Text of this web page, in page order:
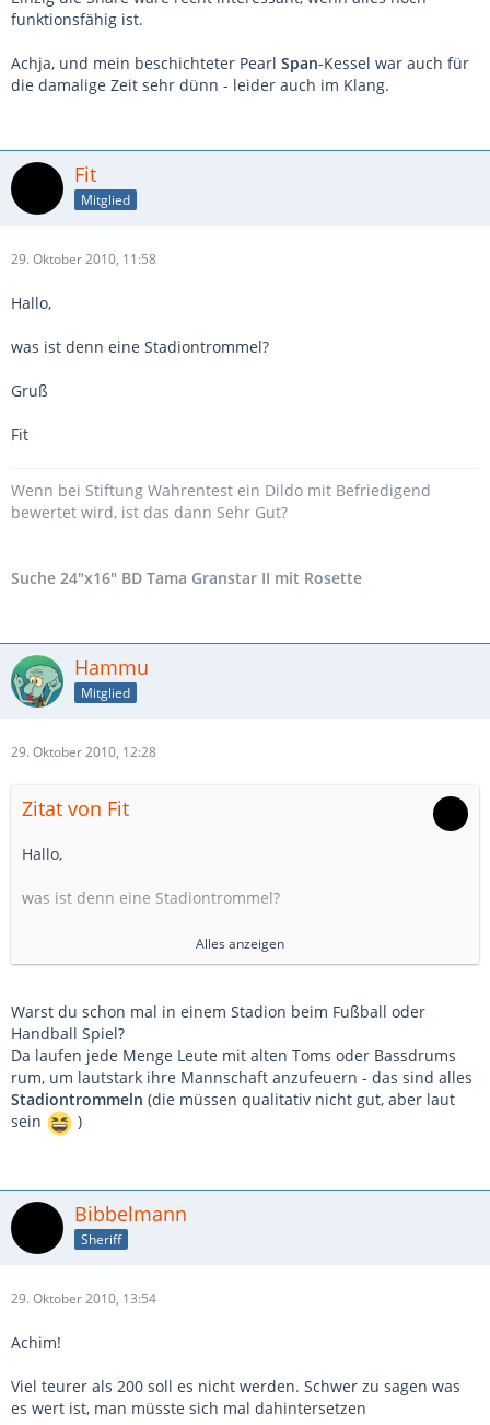
funktionsfähig ist.
Achja, und mein beschichteter Pearl Span-Kessel war auch für
die damalige Zeit sehr dünn - leider auch im Klang.
Fit
Mitglied
29. Oktober 2010, 11:58
Hallo,
was ist denn eine Stadiontrommel?
Gruß
Fit
Wenn bei Stiftung Wahrentest ein Dildo mit Befriedigend
bewertet wird, ist das dann Sehr Gut?
Suche 24"x16" BD Tama Granstar II mit Rosette
Hammu
Mitglied
29. Oktober 2010, 12:28
Zitat von Fit
Hallo,
was ist denn eine Stadiontrommel?
Alles anzeigen
Warst du schon mal in einem Stadion beim Fußball oder
Handball Spiel?
Da laufen jede Menge Leute mit alten Toms oder Bassdrums
rum, um lautstark ihre Mannschaft anzufeuern - das sind alles
Stadiontrommeln (die müssen qualitativ nicht gut, aber laut
sein
)
Bibbelmann
Sheriff
29. Oktober 2010, 13:54
Achim!
Viel teurer als 200 soll es nicht werden. Schwer zu sagen was
es wert ist, man müsste sich mal dahintersetzen